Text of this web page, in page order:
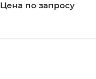
Цена по запросу